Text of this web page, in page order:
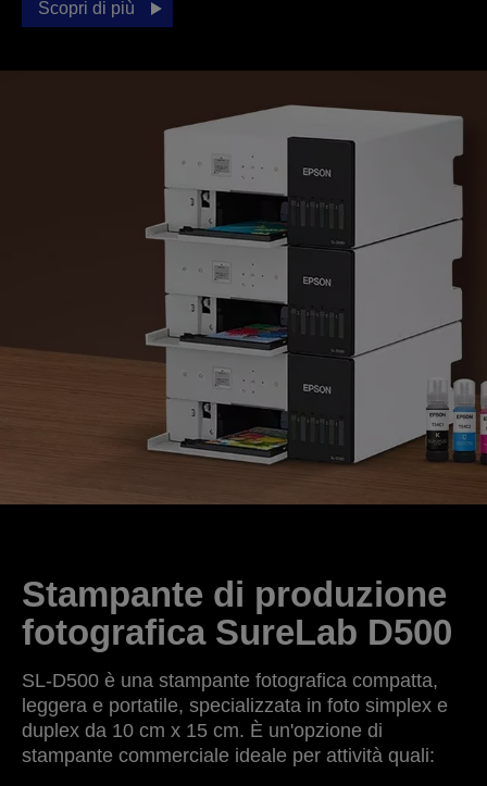
Scopri di più
Stampante di produzione
fotografica SureLab D500
SL-D500 è una stampante fotografica compatta,
leggera e portatile, specializzata in foto simplex e
duplex da 10 cm x 15 cm. È un'opzione di
stampante commerciale ideale per attività quali: